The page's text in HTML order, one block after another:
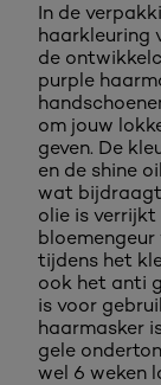
In de
haarkleuring
de
purple
om jouw
geven. De
en de shine
wat bijdraagt
olie is
tijdens het
ook het anti
is voor
haarmasker
gele
wel 6 weken